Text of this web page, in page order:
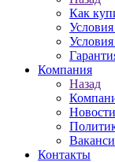
Как
Компания
Назад
Новости
Контакты